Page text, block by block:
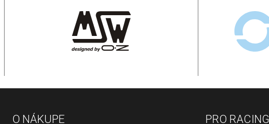
O NÁKUPE PRO RACING